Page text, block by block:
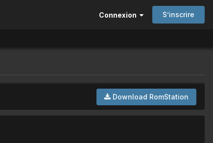
Connexion S’inscrire
Download RomStation